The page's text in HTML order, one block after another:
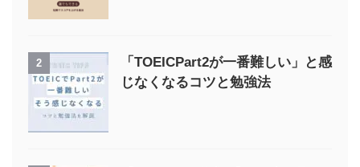
2
「TOEICPart2が一番難しい」と感
じなくなるコツと勉強法